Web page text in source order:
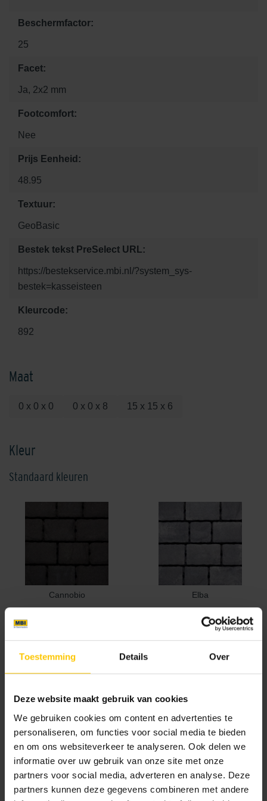
Toestemming Details Over
Deze website maakt gebruik van cookies
We gebruiken cookies om content en advertenties te
personaliseren, om functies voor social media te bieden
en om ons websiteverkeer te analyseren. Ook delen we
informatie over uw gebruik van onze site met onze
partners voor social media, adverteren en analyse. Deze
partners kunnen deze gegevens combineren met andere
Beschermfactor:
25
Facet:
Ja, 2x2 mm
Footcomfort:
Nee
Prijs Eenheid:
48.95
Textuur:
GeoBasic
Bestek tekst PreSelect URL:
https://bestekservice.mbi.nl/?system_sys-
bestek=kasseisteen
Kleurcode:
892
Maat
0 x 0 x 0 0 x 0 x 8 15 x 15 x 6
Kleur
Standaard kleuren
Cannobio Elba
Nieuw